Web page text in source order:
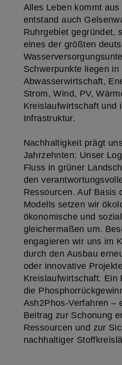
Alles Leben kommt
entstand auch
Ruhrgebiet gegründet,
eines der größten
Schwerpunkte liegen in
Abwasserwirtschaft,
Strom, Wind, PV,
Kreislaufwirtschaft und
Infrastruktur.
Nachhaltigkeit prägt
Jahrzehnten: Unser
Fluss in grüner
den
Ressourcen. Auf Basis
Modells setzen wir
ökonomische und
gleichermaßen um.
engagieren wir uns im
durch den Ausbau
oder innovative
Kreislaufwirtschaft. Ein
die
Ash2Phos-Verfahren –
Beitrag zur Schonung
Ressourcen und zur
nachhaltiger